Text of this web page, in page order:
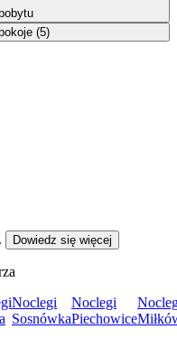
(5)
Dowiedz się więcej
Noclegi
Sosnówka
Noclegi
Piechowice